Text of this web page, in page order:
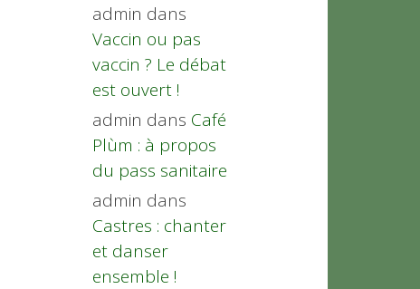
admin dans
Vaccin ou pas
vaccin ? Le débat
est ouvert !
admin dans Café
Plùm : à propos
du pass sanitaire
admin dans
Castres : chanter
et danser
ensemble !